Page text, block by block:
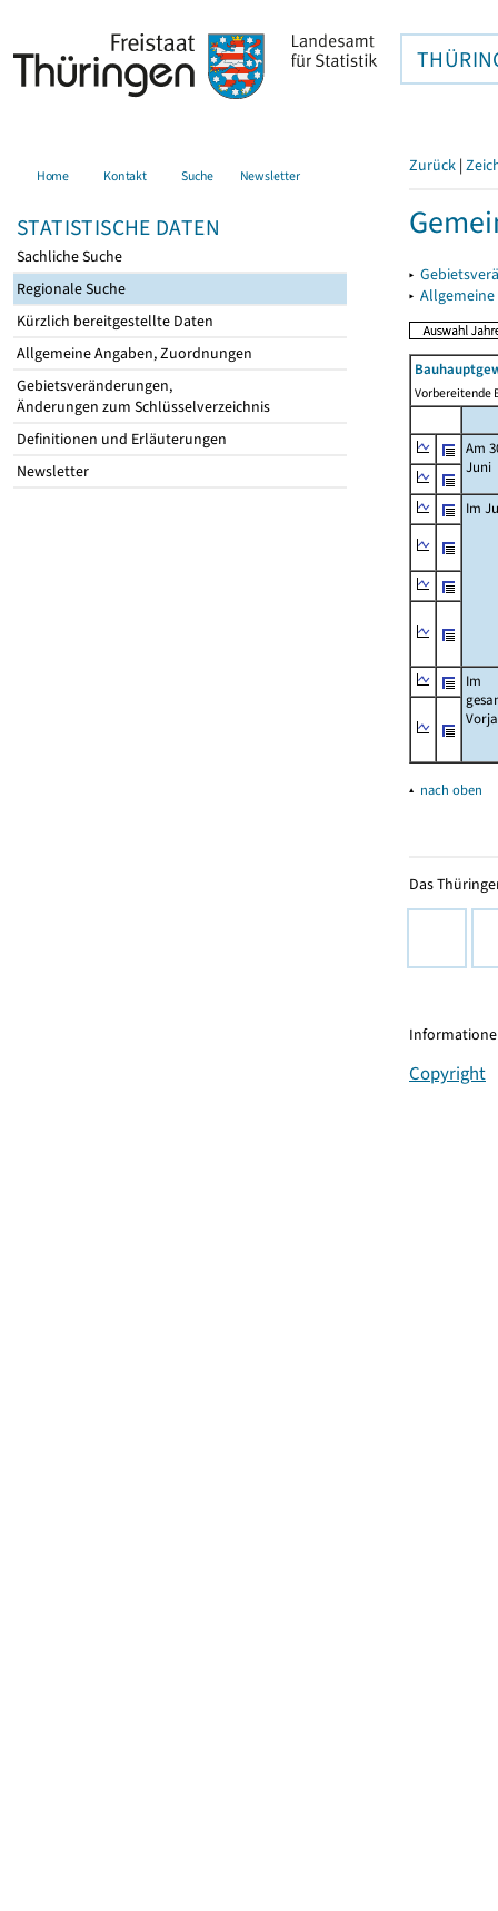
Home Kontakt Suche Newsletter
STATISTISCHE DATEN
Sachliche Suche
Regionale Suche
Kürzlich bereitgestellte Daten
Allgemeine Angaben, Zuordnungen
Gebietsveränderungen,
Änderungen zum Schlüsselverzeichnis
Definitionen und Erläuterungen
Newsletter
Zurück |
▸
▸
Vorbereitende
Am
Juni
Im
Im
▴ nach oben
Das
Copyright